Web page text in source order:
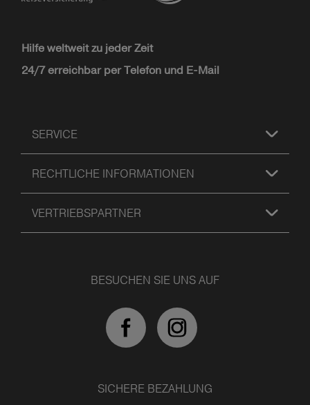
Hilfe weltweit zu jeder Zeit
24/7 erreichbar per Telefon und E-Mail
SERVICE
RECHTLICHE INFORMATIONEN
VERTRIEBSPARTNER
BESUCHEN SIE UNS AUF
SICHERE BEZAHLUNG